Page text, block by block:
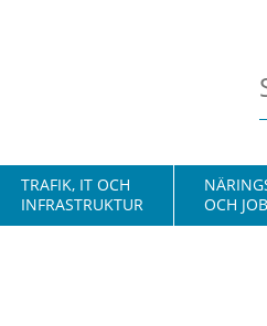
TRAFIK, IT OCH
INFRASTRUKTUR
OCH